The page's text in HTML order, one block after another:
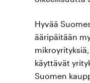
Hyvää
ääripäitään
käyttävät
Suomen